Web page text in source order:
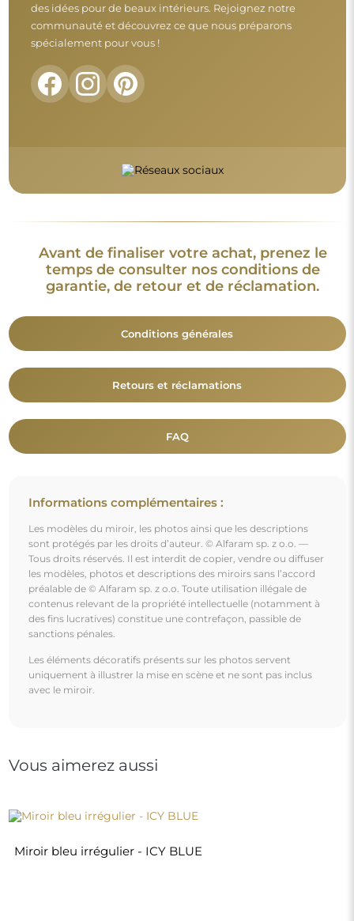
des idées pour de beaux intérieurs. Rejoignez notre
communauté et découvrez ce que nous préparons
spécialement pour vous !
Avant de finaliser votre achat, prenez le
temps de consulter nos conditions de
garantie, de retour et de réclamation.
Conditions générales
Retours et réclamations
FAQ
Informations complémentaires :
Les modèles du miroir, les photos ainsi que les descriptions
sont protégés par les droits d’auteur. © Alfaram sp. z o.o. —
Tous droits réservés. Il est interdit de copier, vendre ou diffuser
les modèles, photos et descriptions des miroirs sans l’accord
préalable de © Alfaram sp. z o.o. Toute utilisation illégale de
contenus relevant de la propriété intellectuelle (notamment à
des fins lucratives) constitue une contrefaçon, passible de
sanctions pénales.
Les éléments décoratifs présents sur les photos servent
uniquement à illustrer la mise en scène et ne sont pas inclus
avec le miroir.
Vous aimerez aussi
Miroir bleu irrégulier - ICY BLUE